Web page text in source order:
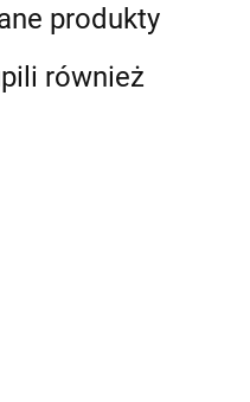
produkty
również